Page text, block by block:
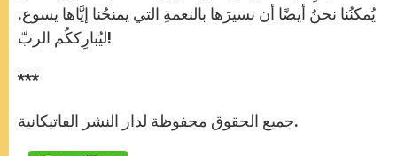
يُمكنُنا نحنُ أيضًا أن نسيرَها بالنعمةِ التي يمنحُنا إيَّاها يسوع.
ليُبارِككُم الربّ!
***
جميع الحقوق محفوظة لدار النشر الفاتيكانية.